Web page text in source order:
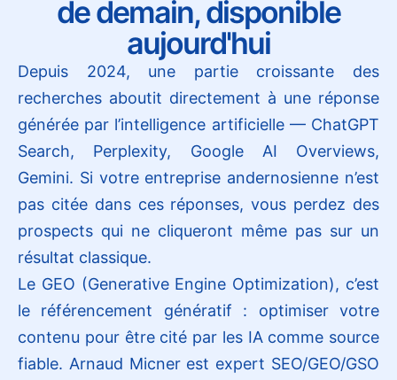
de demain, disponible
aujourd'hui
Depuis 2024, une partie croissante des
recherches aboutit directement à une réponse
générée par l’intelligence artificielle — ChatGPT
Search, Perplexity, Google AI Overviews,
Gemini. Si votre entreprise andernosienne n’est
pas citée dans ces réponses, vous perdez des
prospects qui ne cliqueront même pas sur un
résultat classique.
Le GEO (Generative Engine Optimization), c’est
le référencement génératif : optimiser votre
contenu pour être cité par les IA comme source
fiable. Arnaud Micner est expert SEO/GEO/GSO